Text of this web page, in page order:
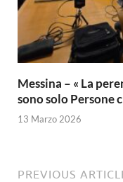
Messina – « La
sono solo Persone
13 Marzo 2026
PREVIOUS